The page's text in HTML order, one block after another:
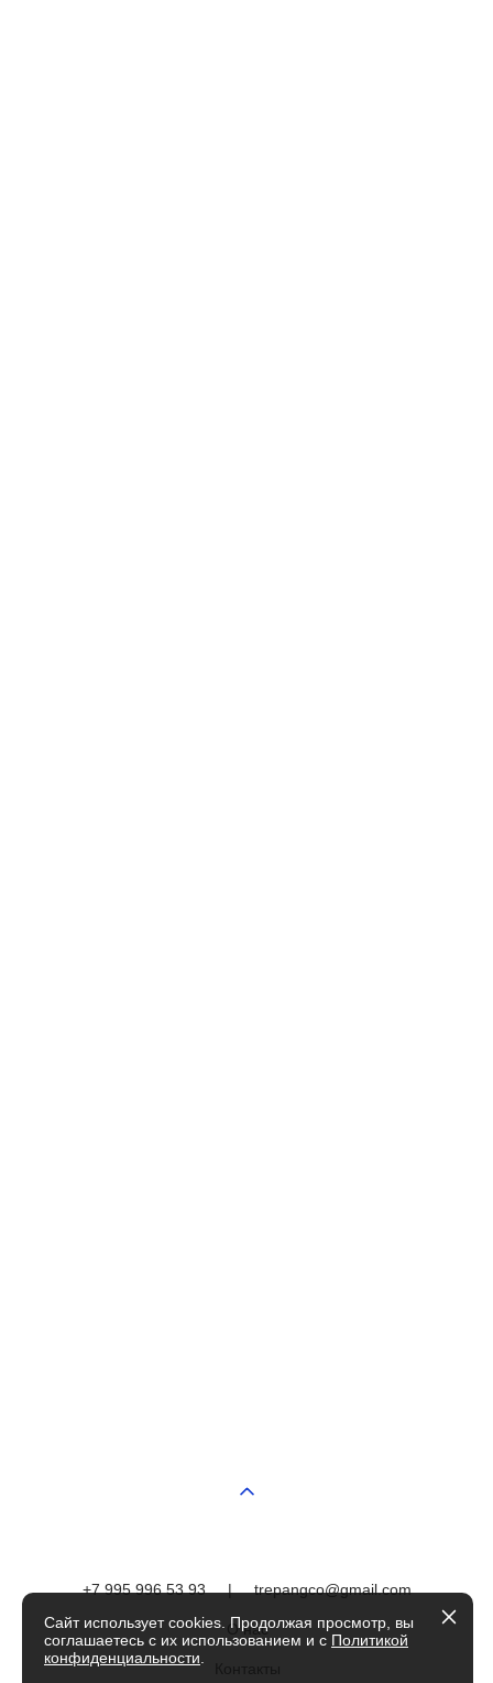
+7 995 996 53 93|trepangco@gmail.com
О нас
Сайт использует cookies. Продолжая просмотр, вы
соглашаетесь с их использованием и с Политикой
конфиденциальности